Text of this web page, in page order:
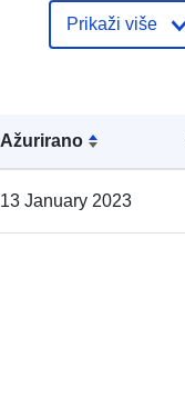
Ažurirano
13 January 2023
Kataloški
Prikaži više